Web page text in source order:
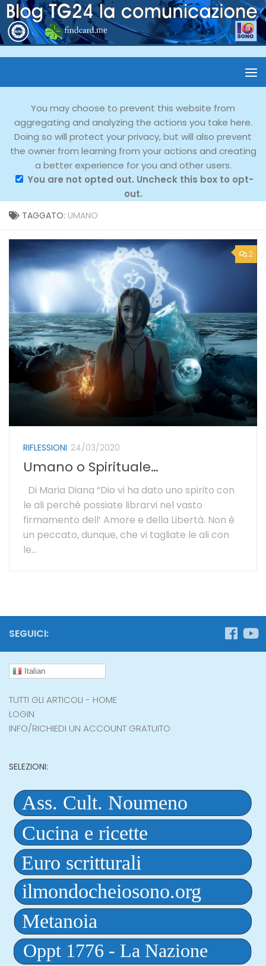
You may choose to prevent this website from
aggregating and analyzing the actions you take here.
Doing so will protect your privacy, but will also prevent
the owner from learning from your actions and creating
a better experience for you and other users.
You are not opted out. Uncheck this box to opt-
out.
TAGGATO: UMANO
2
RIFLESSIONI 24/03/2020
Umano o Spirituale…
Di Maria Diana “Dio vi ha dato uno spirito con
le ali perché possiate librarvi nel vasto
firmamento dell’ Amore e della Libertà. Non è
un peccato, dunque, che vi tagliate le ali con
le...
SEGUICI:
Italian
TUTTI GLI ARTICOLI - HOME
LOGIN
INFO/RICHIEDI UN ACCOUNT GRATUITO
SELEZIONI: